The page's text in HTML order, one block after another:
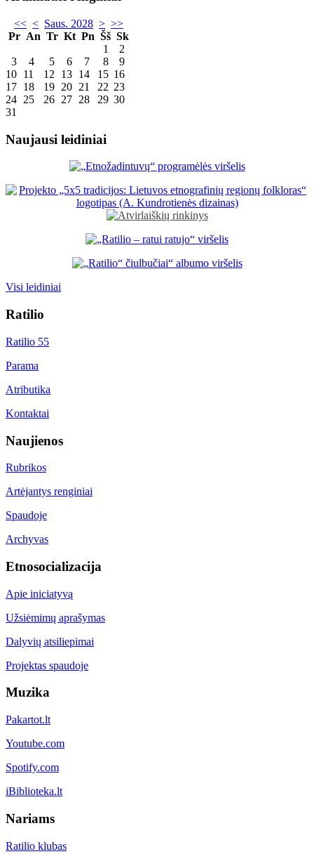
<< < Saus. 2028 > >>
Pr An Tr Kt Pn Šš Sk
1
2
3
4 5 6 7 8
9
10 11 12 13 14 15 16
17 18 19 20 21 22 23
24 25 26 27 28 29 30
31
Naujausi leidiniai
Visi leidiniai
Ratilio
Ratilio 55
Parama
Atributika
Kontaktai
Naujienos
Rubrikos
Artėjantys renginiai
Spaudoje
Archyvas
Etnosocializacija
Apie iniciatyvą
Užsiėmimų aprašymas
Dalyvių atsiliepimai
Projektas spaudoje
Muzika
Pakartot.lt
Youtube.com
Spotify.com
iBiblioteka.lt
Nariams
Ratilio klubas